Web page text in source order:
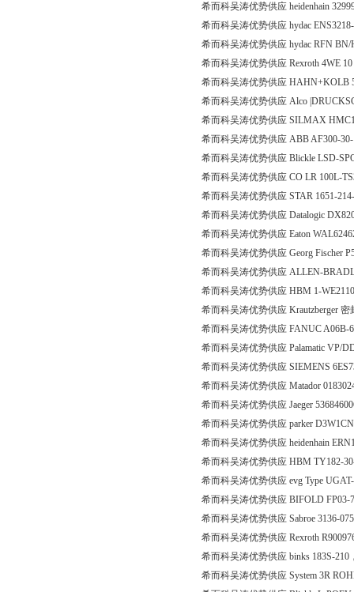
希而科吴涛优势供应 heidenhain
希而科吴涛优势供应 hydac
希而科吴涛优势供应 hydac RFN
希而科吴涛优势供应 Rexroth 4WE
希而科吴涛优势供应 HAHN+KOLB
希而科吴涛优势供应 Alco
希而科吴涛优势供应 SILMAX
希而科吴涛优势供应 ABB AF300-
希而科吴涛优势供应 Blickle LSD-
希而科吴涛优势供应 CO LR 100L-
希而科吴涛优势供应 STAR 1651-
希而科吴涛优势供应 Datalogic
希而科吴涛优势供应 Eaton
希而科吴涛优势供应 Georg Fischer
希而科吴涛优势供应 ALLEN-
希而科吴涛优势供应 HBM 1-
希而科吴涛优势供应 Krautzberger 密
希而科吴涛优势供应 FANUC A06B-
希而科吴涛优势供应 Palamatic VP/
希而科吴涛优势供应 SIEMENS
希而科吴涛优势供应 Matador
希而科吴涛优势供应 Jaeger
希而科吴涛优势供应 parker
希而科吴涛优势供应 heidenhain
希而科吴涛优势供应 HBM TY182-
希而科吴涛优势供应 evg Type
希而科吴涛优势供应 BIFOLD FP03-
希而科吴涛优势供应 Sabroe 3136-
希而科吴涛优势供应 Rexroth
希而科吴涛优势供应 binks 183S-210
希而科吴涛优势供应 System 3R